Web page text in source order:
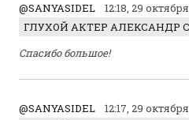
@SANYASIDEL
12:18, 29 октября
Спасибо большое!
@SANYASIDEL
12:17, 29 октября